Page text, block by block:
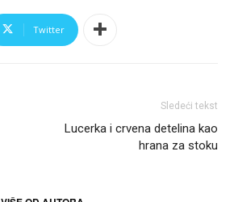
Twitter
Sledeći tekst
Lucerka i crvena detelina kao
hrana za stoku